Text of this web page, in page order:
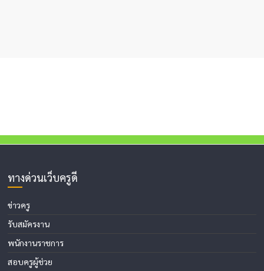
ทางด่วนเว็บครูดี
ข่าวครู
รับสมัครงาน
พนักงานราชการ
สอบครูผู้ช่วย